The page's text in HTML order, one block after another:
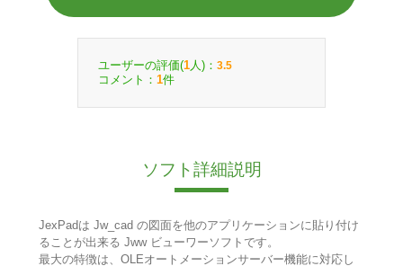
ユーザーの評価(1 人)： 3.5
コメント： 1件
ソフト詳細説明
JexPadは Jw_cad の図面を他のアプリケーションに貼り付け
ることが出来る Jww ビューワーソフトです。
最大の特徴は、OLEオートメーションサーバー機能に対応し